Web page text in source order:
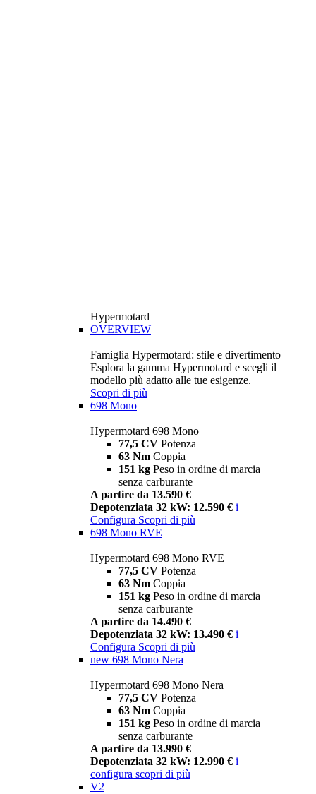
Hypermotard
OVERVIEW
Famiglia Hypermotard: stile e divertimento
Esplora la gamma Hypermotard e scegli il
modello più adatto alle tue esigenze.
Scopri di più
698 Mono
Hypermotard 698 Mono
77,5 CV Potenza
63 Nm Coppia
151 kg Peso in ordine di marcia
senza carburante
A partire da 13.590 €
Depotenziata 32 kW: 12.590 € i
Configura Scopri di più
698 Mono RVE
Hypermotard 698 Mono RVE
77,5 CV Potenza
63 Nm Coppia
151 kg Peso in ordine di marcia
senza carburante
A partire da 14.490 €
Depotenziata 32 kW: 13.490 € i
Configura Scopri di più
new 698 Mono Nera
Hypermotard 698 Mono Nera
77,5 CV Potenza
63 Nm Coppia
151 kg Peso in ordine di marcia
senza carburante
A partire da 13.990 €
Depotenziata 32 kW: 12.990 € i
configura scopri di più
V2